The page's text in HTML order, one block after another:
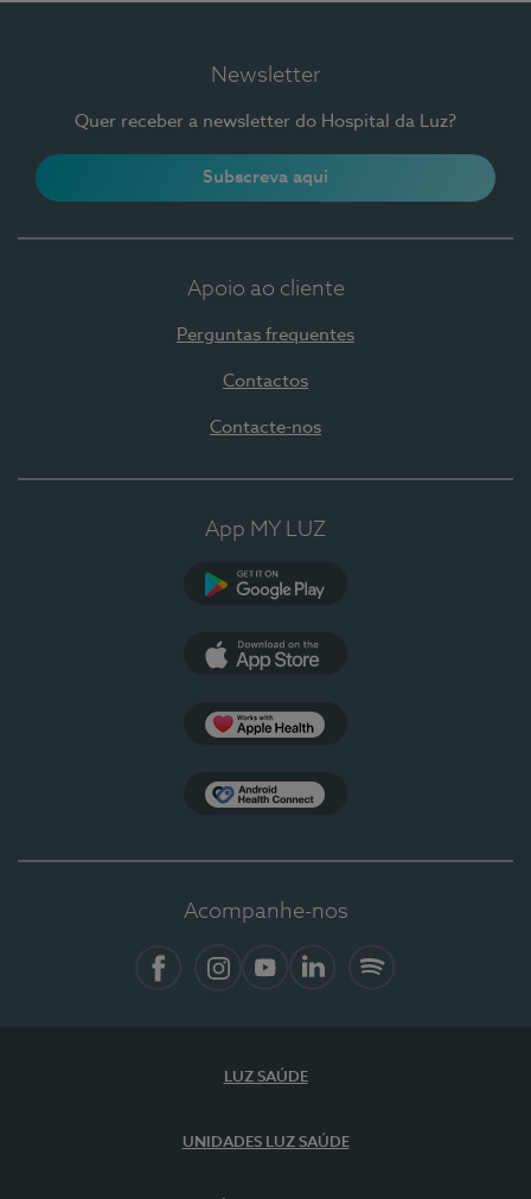
Newsletter
Quer receber a newsletter do Hospital da Luz?
Subscreva aqui
Apoio ao cliente
Perguntas frequentes
Contactos
Contacte-nos
App MY LUZ
Acompanhe-nos
LUZ SAÚDE
UNIDADES LUZ SAÚDE